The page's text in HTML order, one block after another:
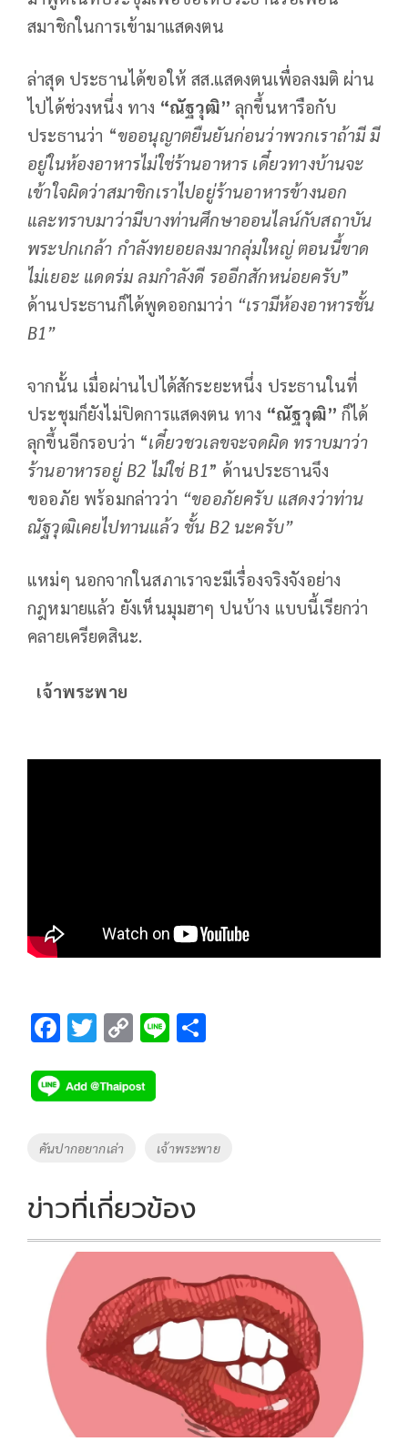
สมาชิกในการเข้ามาแสดงตน
ล่าสุด ประธานได้ขอให้ สส.แสดงตนเพื่อลงมติ ผ่าน
ไปได้ช่วงหนึ่ง ทาง “ณัฐวุฒิ” ลุกขึ้นหารือกับ
ประธานว่า “ขออนุญาตยืนยันก่อนว่าพวกเราถ้ามี มี
อยู่ในห้องอาหารไม่ใช่ร้านอาหาร เดี๋ยวทางบ้านจะ
เข้าใจผิดว่าสมาชิกเราไปอยู่ร้านอาหารข้างนอก
และทราบมาว่ามีบางท่านศึกษาออนไลน์กับสถาบัน
พระปกเกล้า กำลังทยอยลงมากลุ่มใหญ่ ตอนนี้ขาด
ไม่เยอะ แดดร่ม ลมกำลังดี รออีกสักหน่อยครับ”
ด้านประธานก็ได้พูดออกมาว่า “เรามีห้องอาหารชั้น
B1 ”
จากนั้น เมื่อผ่านไปได้สักระยะหนึ่ง ประธานในที่
ประชุมก็ยังไม่ปิดการแสดงตน ทาง “ณัฐวุฒิ” ก็ได้
ลุกขึ้นอีกรอบว่า “เดี๋ยวชวเลขจะจดผิด ทราบมาว่า
ร้านอาหารอยู่ B2 ไม่ใช่ B1” ด้านประธานจึง
ขออภัย พร้อมกล่าวว่า “ขออภัยครับ แสดงว่าท่าน
ณัฐวุฒิเคยไปทานแล้ว ชั้น B2 นะครับ”
แหม่ๆ นอกจากในสภาเราจะมีเรื่องจริงจังอย่าง
กฎหมายแล้ว ยังเห็นมุมฮาๆ ปนบ้าง แบบนี้เรียกว่า
คลายเครียดสินะ.
เจ้าพระพาย
F
e
b
o
k
T
tt
er
C
p
y
Li
k
Li
Tags
คันปากอยากเล่า เจ้าพระพาย
ข่าวที่เกี่ยวข้อง